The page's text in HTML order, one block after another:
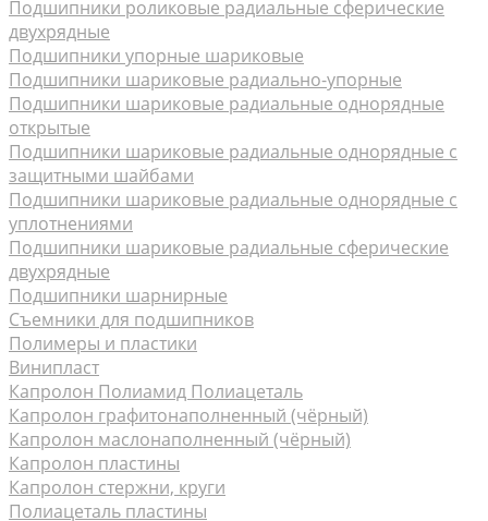
Подшипники роликовые радиальные сферические
двухрядные
Подшипники упорные шариковые
Подшипники шариковые радиально-упорные
Подшипники шариковые радиальные однорядные
открытые
Подшипники шариковые радиальные однорядные с
защитными шайбами
Подшипники шариковые радиальные однорядные с
уплотнениями
Подшипники шариковые радиальные сферические
двухрядные
Подшипники шарнирные
Съемники для подшипников
Полимеры и пластики
Винипласт
Капролон Полиамид Полиацеталь
Капролон графитонаполненный (чёрный)
Капролон маслонаполненный (чёрный)
Капролон пластины
Капролон стержни, круги
Полиацеталь пластины